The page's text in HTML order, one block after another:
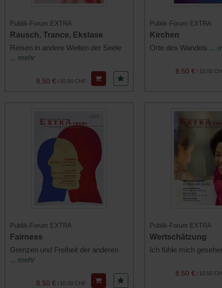
Publik-Forum EXTRA
Rausch, Trance, Ekstase
Reisen in andere Welten der Seele
... mehr
10.50 CHF
/
8.50 €
Publik-Forum EXTRA
Kirchen
Orte des Wandels ...
10.50
/
8.50 €
Publik-Forum EXTRA
Fairness
Grenzen und Freiheit der anderen
... mehr
10.50 CHF
/
8.50 €
Publik-Forum EXTRA
Wertschätzung
Ich fühle mich
10.50
/
8.50 €